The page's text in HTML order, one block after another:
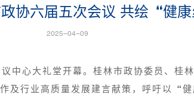
协六届五次会议 共绘“健
2025-04-09
中心大礼堂开幕。桂林市政协委员、桂
及行业高质量发展建言献策，呼吁以“